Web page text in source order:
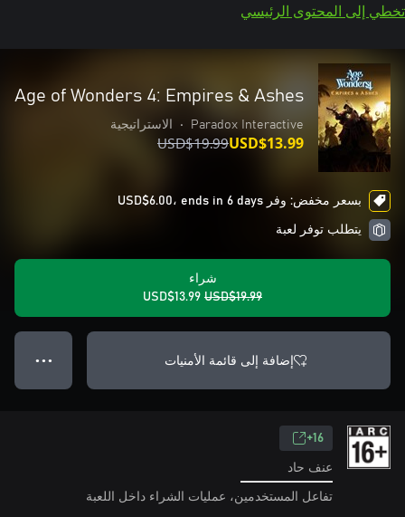
تخطي إلى المحتوى الرئيسي
Age of Wonders 4: Empires & Ashes
Paradox Interactive
• الاستراتيجية
USD$19.99USD$13.99
بسعر مخفض: وفر USD$6.00، ends in 6 days
يتطلب توفر لعبة
شراء
USD$19.99
USD$13.99
إضافة إلى قائمة الأمنيات ● ● ●
16+
عنف حاد
تفاعل المستخدمين، عمليات الشراء داخل اللعبة